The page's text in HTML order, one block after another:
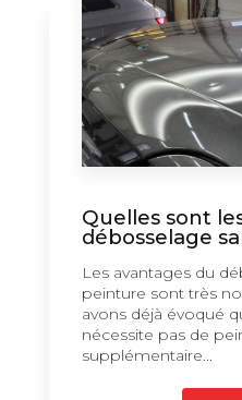
Quelles sont
débosselage
Les avantages du
peinture sont très
avons déjà évoqué
nécessite pas de
supplémentaire...